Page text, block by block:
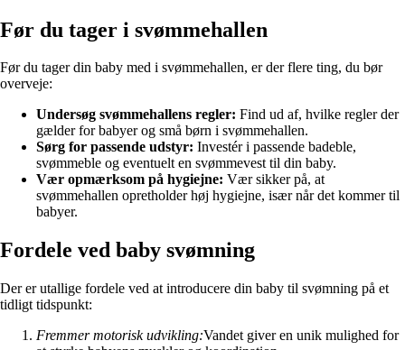
Før du tager i svømmehallen
Før du tager din baby med i svømmehallen, er der flere ting, du bør
overveje:
Undersøg svømmehallens regler: Find ud af, hvilke regler der
gælder for babyer og små børn i svømmehallen.
Sørg for passende udstyr: Investér i passende badeble,
svømmeble og eventuelt en svømmevest til din baby.
Vær opmærksom på hygiejne: Vær sikker på, at
svømmehallen opretholder høj hygiejne, især når det kommer til
babyer.
Fordele ved baby svømning
Der er utallige fordele ved at introducere din baby til svømning på et
tidligt tidspunkt:
Fremmer motorisk udvikling:Vandet giver en unik mulighed for